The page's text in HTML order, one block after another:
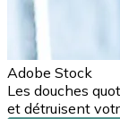
Adobe Stock
Les douches
et détruisent